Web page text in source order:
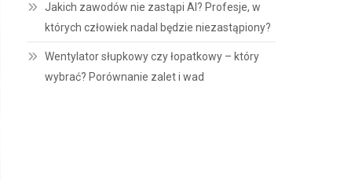
Jakich zawodów nie zastąpi AI? Profesje, w
których człowiek nadal będzie niezastąpiony?
Wentylator słupkowy czy łopatkowy – który
wybrać? Porównanie zalet i wad